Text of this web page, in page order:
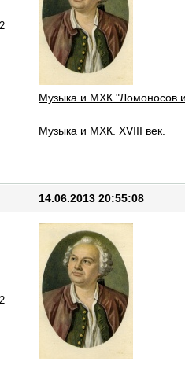
Музыка и МХК "Ломоносов
Музыка и МХК. XVIII век.
14.06.2013 20:55:08